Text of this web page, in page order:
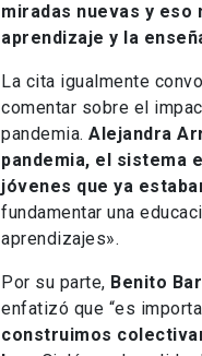
miradas nuevas y
aprendizaje y la
La cita igualmente
comentar sobre el
pandemia. Alejandra
pandemia, el sistema
jóvenes que ya
fundamentar una
aprendizajes».
Por su parte, Benito
enfatizó que “es
construimos